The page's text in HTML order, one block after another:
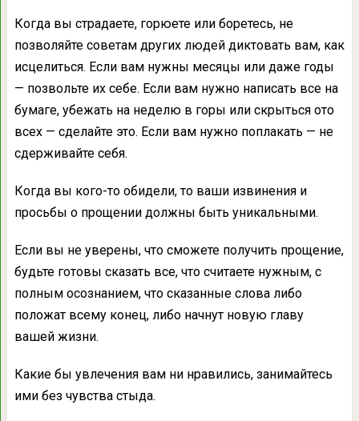
Когда вы страдаете, горюете или боретесь, не
позволяйте советам других людей диктовать вам, как
исцелиться. Если вам нужны месяцы или даже годы
— позвольте их себе. Если вам нужно написать все на
бумаге, убежать на неделю в горы или скрыться ото
всех — сделайте это. Если вам нужно поплакать — не
сдерживайте себя.
Когда вы кого-то обидели, то ваши извинения и
просьбы о прощении должны быть уникальными.
Если вы не уверены, что сможете получить прощение,
будьте готовы сказать все, что считаете нужным, с
полным осознанием, что сказанные слова либо
положат всему конец, либо начнут новую главу
вашей жизни.
Какие бы увлечения вам ни нравились, занимайтесь
ими без чувства стыда.